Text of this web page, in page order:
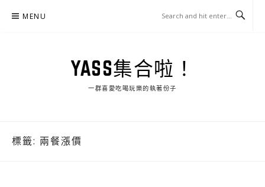
MENU
YASS集合啦！
一群喜愛吃喝玩樂的執著份子
標籤: 兩餐漲價